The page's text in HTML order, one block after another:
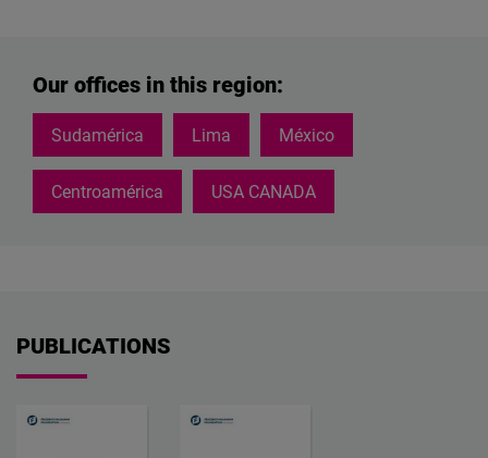
Our offices in this region:
Sudamérica Lima México
Centroamérica USA CANADA
PUBLICATIONS